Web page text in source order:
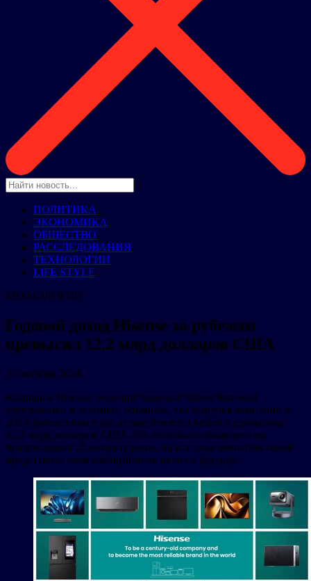
ПОЛИТИКА
ЭКОНОМИКА
ОБЩЕСТВО
РАССЛЕДОВАНИЯ
ТЕХНОЛОГИИ
LIFE STYLE
ТЕХНОЛОГИИ
Годовой доход Hisense за рубежом
превысил 12,2 млрд долларов США
23 октября 2024
Компания Hisense, ведущий мировой бренд бытовой
электроники и техники, объявила, что выручка компании в
2023 финансовом году от зарубежного бизнеса превысила
12,2 млрд долларов США. Об этом было объявлено на
праздновании 55-летия группы, на котором компания также
представила свои амбициозные цели на будущее.